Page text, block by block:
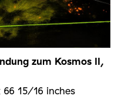
zum Kosmos II,
15/16 inches